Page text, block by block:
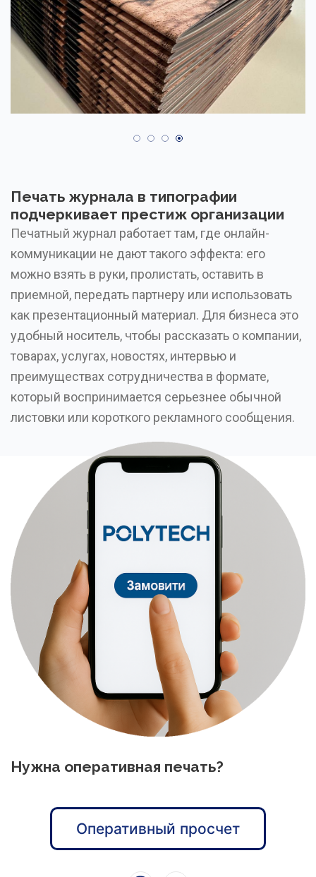
Печать журнала в типографии
подчеркивает престиж организации
Печатный журнал работает там, где онлайн-
коммуникации не дают такого эффекта: его
можно взять в руки, пролистать, оставить в
приемной, передать партнеру или использовать
как презентационный материал. Для бизнеса это
удобный носитель, чтобы рассказать о компании,
товарах, услугах, новостях, интервью и
преимуществах сотрудничества в формате,
который воспринимается серьезнее обычной
листовки или короткого рекламного сообщения.
Нужна оперативная печать?
Оперативный просчет